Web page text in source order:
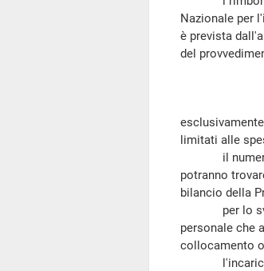
Nazionale per
è prevista
del
limitati alle
il numero
potranno
bilancio della
per lo
personale che
collocamento
l'incarico di